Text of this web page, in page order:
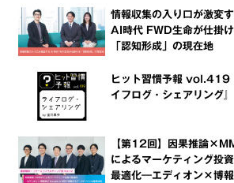
情報収集の入り口が激変
AI時代 FWD生命が仕掛
「認知形成」の現在地
ヒット習慣予報 vol.419
イフログ・シェアリング』
【第12回】因果推論
によるマーケティング投
最適化―エディオン×博